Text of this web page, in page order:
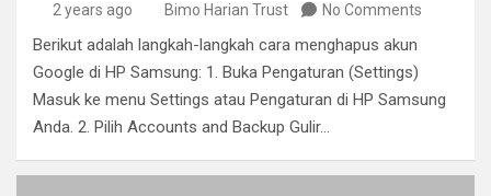
2 years ago Bimo Harian Trust No Comments
Berikut adalah langkah-langkah cara menghapus akun
Google di HP Samsung: 1. Buka Pengaturan (Settings)
Masuk ke menu Settings atau Pengaturan di HP Samsung
Anda. 2. Pilih Accounts and Backup Gulir…